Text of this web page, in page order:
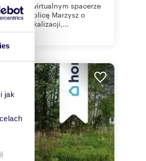
jak
na wirtualnym spacerze
okolicę Marzysz o
lokalizacji,...